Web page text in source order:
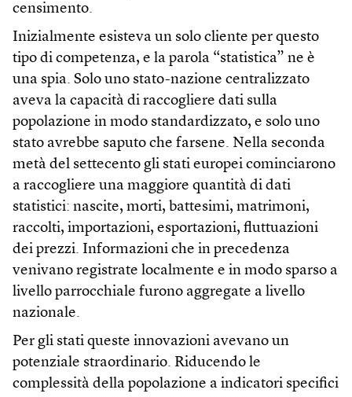
censimento.
Inizialmente esisteva un solo cliente per questo
tipo di competenza, e la parola “statistica” ne è
una spia. Solo uno stato-nazione centralizzato
aveva la capacità di raccogliere dati sulla
popolazione in modo standardizzato, e solo uno
stato avrebbe saputo che farsene. Nella seconda
metà del settecento gli stati europei cominciarono
a raccogliere una maggiore quantità di dati
statistici: nascite, morti, battesimi, matrimoni,
raccolti, importazioni, esportazioni, fluttuazioni
dei prezzi. Informazioni che in precedenza
venivano registrate localmente e in modo sparso a
livello parrocchiale furono aggregate a livello
nazionale.
Per gli stati queste innovazioni avevano un
potenziale straordinario. Riducendo le
complessità della popolazione a indicatori specifici